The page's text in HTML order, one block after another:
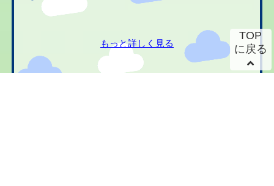
もっと詳しく見る
TOP
に戻る